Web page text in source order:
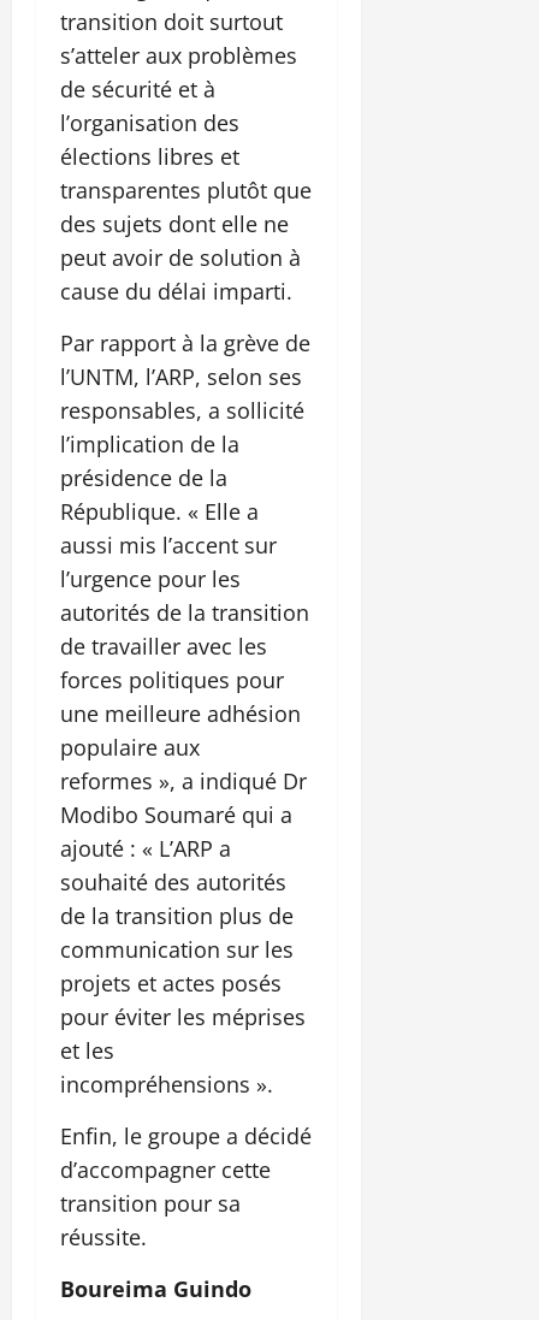
transition doit surtout
s’atteler aux problèmes
de sécurité et à
l’organisation des
élections libres et
transparentes plutôt que
des sujets dont elle ne
peut avoir de solution à
cause du délai imparti.
Par rapport à la grève de
l’UNTM, l’ARP, selon ses
responsables, a sollicité
l’implication de la
présidence de la
République. « Elle a
aussi mis l’accent sur
l’urgence pour les
autorités de la transition
de travailler avec les
forces politiques pour
une meilleure adhésion
populaire aux
reformes », a indiqué Dr
Modibo Soumaré qui a
ajouté : « L’ARP a
souhaité des autorités
de la transition plus de
communication sur les
projets et actes posés
pour éviter les méprises
et les
incompréhensions ».
Enfin, le groupe a décidé
d’accompagner cette
transition pour sa
réussite.
Boureima Guindo